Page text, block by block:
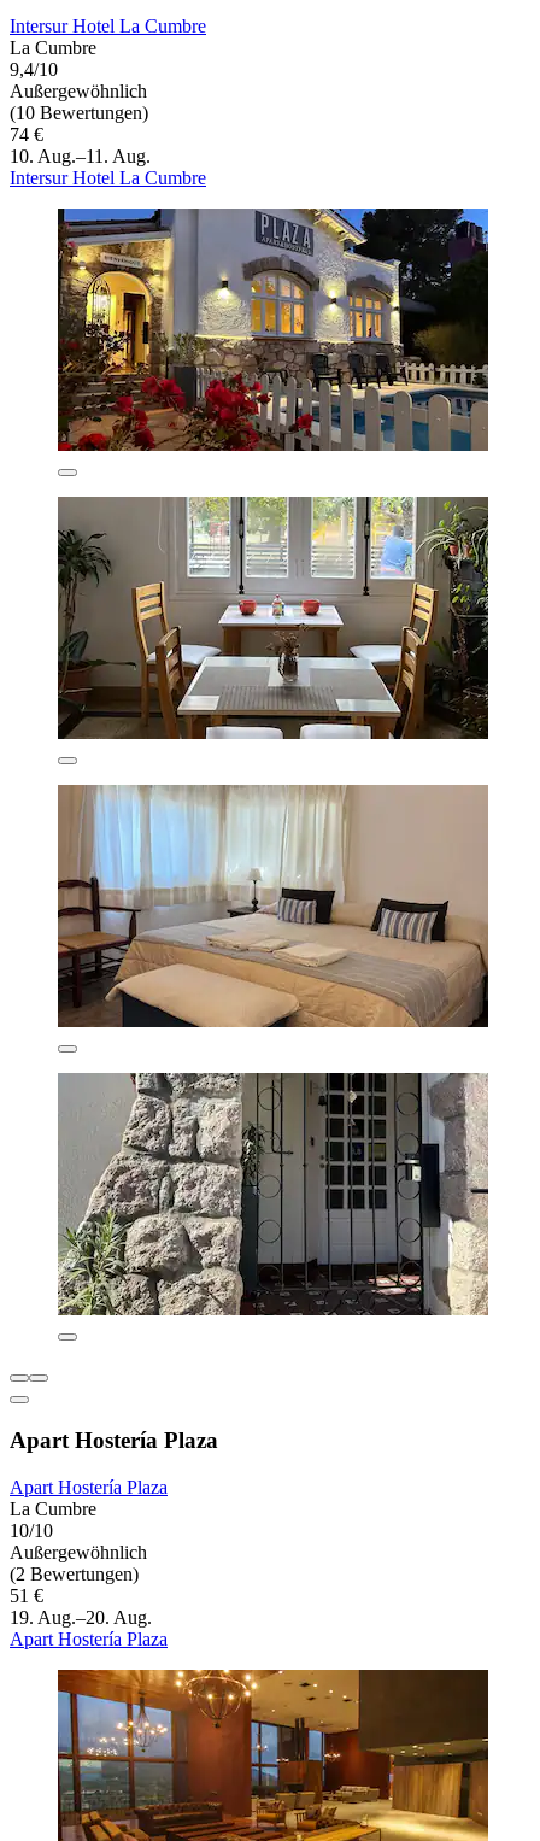
Intersur Hotel La Cumbre
La Cumbre
9,4/10
Außergewöhnlich
(10 Bewertungen)
74 €
10. Aug.–11. Aug.
Intersur Hotel La Cumbre
Apart Hostería Plaza
Apart Hostería Plaza
La Cumbre
10/10
Außergewöhnlich
(2 Bewertungen)
51 €
19. Aug.–20. Aug.
Apart Hostería Plaza